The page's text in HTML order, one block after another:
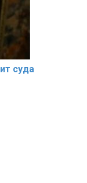
cyдa